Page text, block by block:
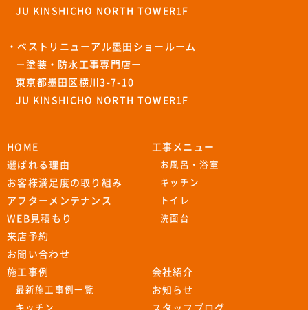
JU KINSHICHO NORTH TOWER1F
・ベストリニューアル墨田ショールーム
－塗装・防水工事専門店ー
東京都墨田区横川3-7-10
JU KINSHICHO NORTH TOWER1F
HOME
選ばれる理由
お客様満足度の取り組み
アフターメンテナンス
WEB見積もり
来店予約
お問い合わせ
工事メニュー
お風呂・浴室
キッチン
トイレ
洗面台
施工事例
最新施工事例一覧
キッチン
会社紹介
お知らせ